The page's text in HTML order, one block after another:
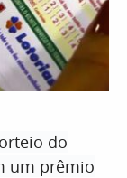
do
um prêmio